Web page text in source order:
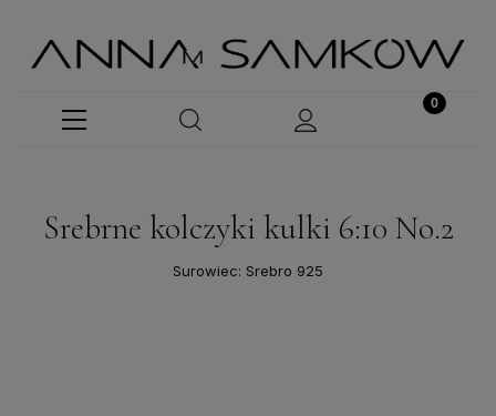
Srebrne kolczyki kulki 6:10 No.2
Surowiec: Srebro 925